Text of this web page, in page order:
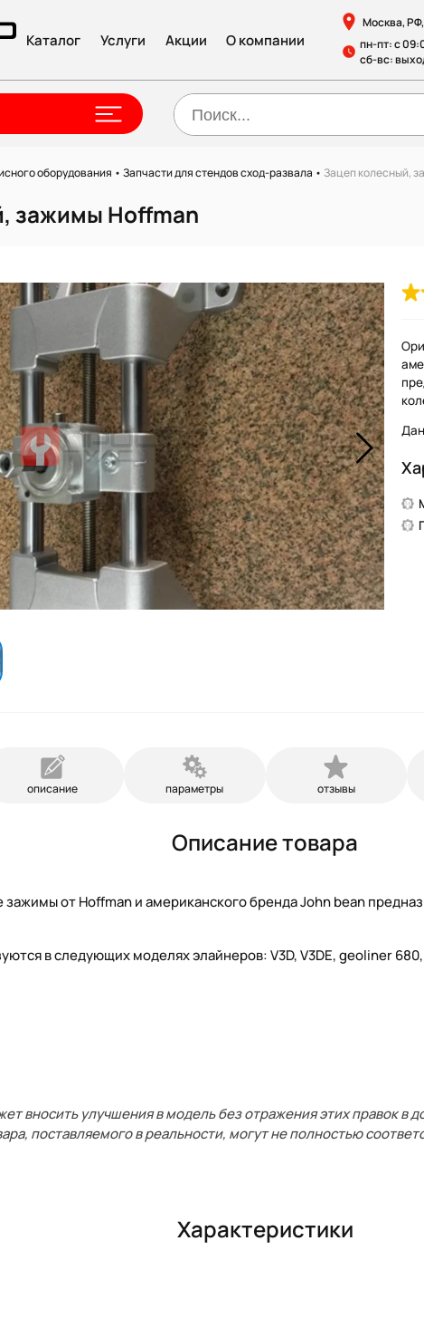
Каталог Услуги Акции О компании
Москва,
пн-пт: с
сб-вс:
оборудования •Запчасти для стендов сход-развала •Зацеп колесный,
зажимы Hoffman
описание параметры отзывы
Описание товара
от Hoffman и американского бренда John bean
в следующих моделях элайнеров: V3D, V3DE, geoliner 680,
вносить улучшения в модель без отражения этих правок в
поставляемого в реальности, могут не полностью
Характеристики